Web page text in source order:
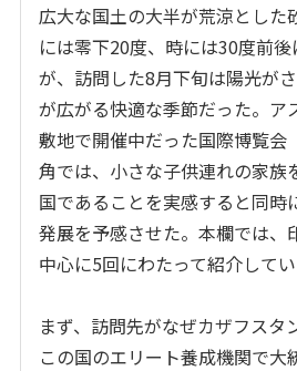
広大な国土の大半が荒涼とした
には零下20度、時には30度前
が、訪問した8月下旬は陽光が
が広がる快適な季節だった。ア
敷地で開催中だった国際博覧会
角では、小さな子供連れの家族
国であることを実感すると同時
発展を予感させた。本欄では、
中心に5回にわたって紹介してい
まず、訪問先がなぜカザフスタ
この国のエリート養成機関で大